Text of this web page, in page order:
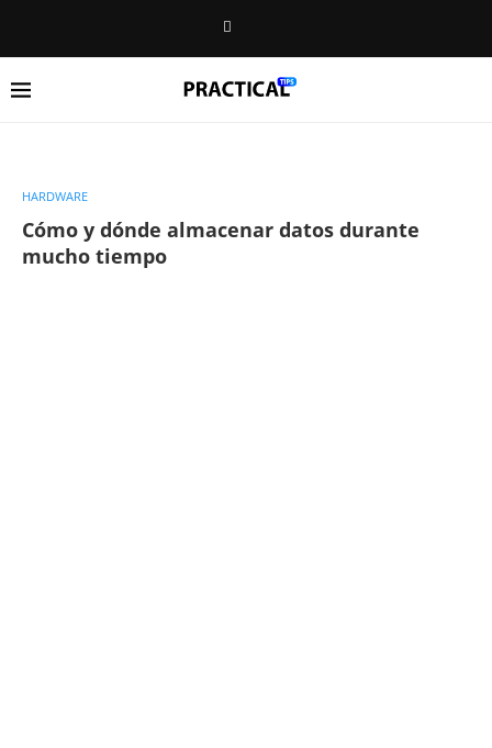
HARDWARE
Cómo y dónde almacenar datos durante
mucho tiempo